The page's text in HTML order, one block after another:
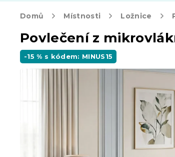
Domů Místnosti Ložnice
Povlečení z
-15 % s kódem: MINUS15